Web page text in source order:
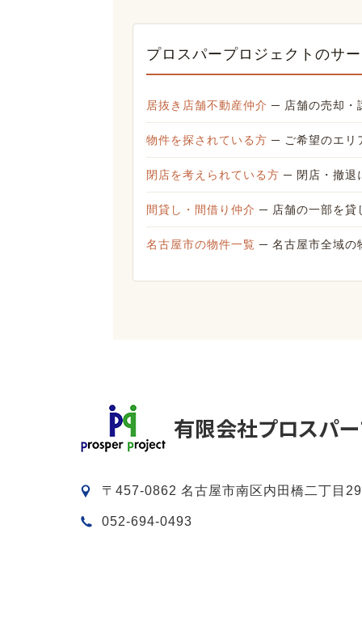
プロスパープロジェクトのサ
居抜き店舗不動産仲介 ─ 店舗の売却・
物件を探されている方 ─ ご希望のエリ
閉店を考えられている方 ─ 閉店・撤退
間貸し・間借り仲介 ─ 店舗の一部を貸
名古屋市の物件一覧 ─ 名古屋市全域の
〒457-0862 名古屋市南区内田橋二丁目
052-694-0493